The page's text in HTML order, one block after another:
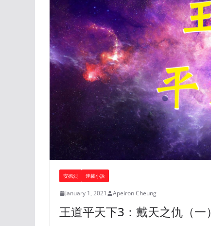
安德烈 連載小說
January 1, 2021 Apeiron Cheung
王道平天下3：戴天之仇（一）